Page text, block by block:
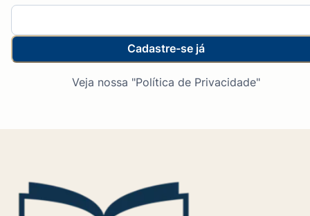
Cadastre-se já
Veja nossa "Política de Privacidade"